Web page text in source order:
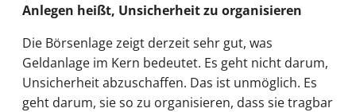
Anlegen heißt, Unsicherheit zu organisieren
Die Börsenlage zeigt derzeit sehr gut, was
Geldanlage im Kern bedeutet. Es geht nicht darum,
Unsicherheit abzuschaffen. Das ist unmöglich. Es
geht darum, sie so zu organisieren, dass sie tragbar